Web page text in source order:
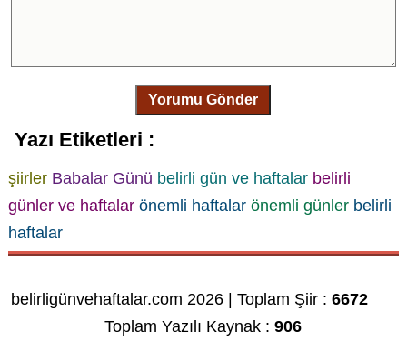
Yorumu Gönder
Yazı Etiketleri :
şiirler Babalar Günü belirli gün ve haftalar belirli
günler ve haftalar önemli haftalar önemli günler belirli
haftalar
belirligünvehaftalar.com 2026 | Toplam Şiir :6672
Toplam Yazılı Kaynak :906